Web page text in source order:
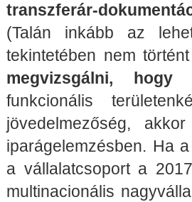
transzferár-
(Talán inkább az
tekintetében nem
megvizsgálni,
funkcionális
jövedelmezőség,
iparágelemzésben. Ha
a vállalatcsoport a
multinacionális